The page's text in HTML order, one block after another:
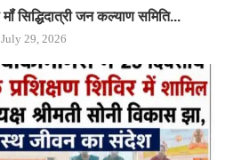
सिद्धिदात्री जन कल्याण समिति...
July 29, 2026